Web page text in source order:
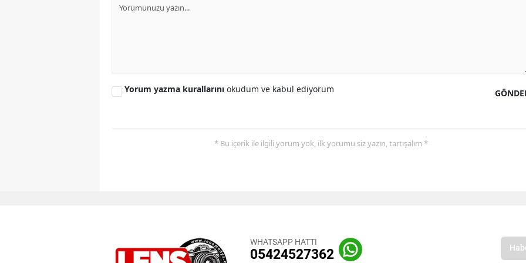
Yorum yazma kurallarını okudum ve kabul ediyorum
* Bu içerik ile ilgili yorum yok, ilk yorumu siz yazın, tartışalım *
WHATSAPP HATTI
05424527362